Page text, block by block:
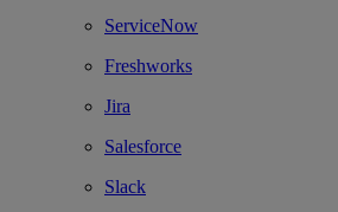
ServiceNow
Freshworks
Jira
Salesforce
Slack